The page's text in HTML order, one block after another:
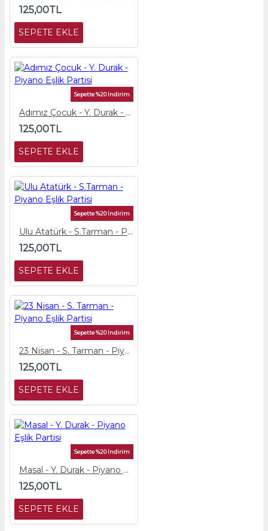
125,00TL
SEPETE EKLE
Sepette %20 İndirim
Adımız Çocuk - Y. Durak - Piyano Eşlik Partisi
125,00TL
SEPETE EKLE
Sepette %20 İndirim
Ulu Atatürk - S.Tarman - Piyano Eşlik Partisi
125,00TL
SEPETE EKLE
Sepette %20 İndirim
23 Nisan - S. Tarman - Piyano Eşlik Partisi
125,00TL
SEPETE EKLE
Sepette %20 İndirim
Masal - Y. Durak - Piyano Eşlik Partisi
125,00TL
SEPETE EKLE